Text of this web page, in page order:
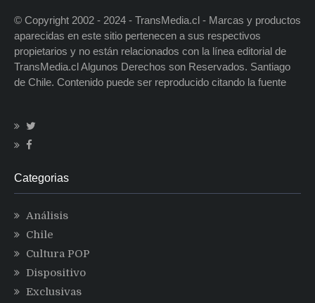
© Copyright 2002 - 2024 - TransMedia.cl - Marcas y productos
aparecidas en este sitio pertenecen a sus respectivos
propietarios y no están relacionados con la línea editorial de
TransMedia.cl Algunos Derechos son Reservados. Santiago
de Chile. Contenido puede ser reproducido citando la fuente
Categorias
Análisis
Chile
Cultura POP
Dispositivo
Exclusivas